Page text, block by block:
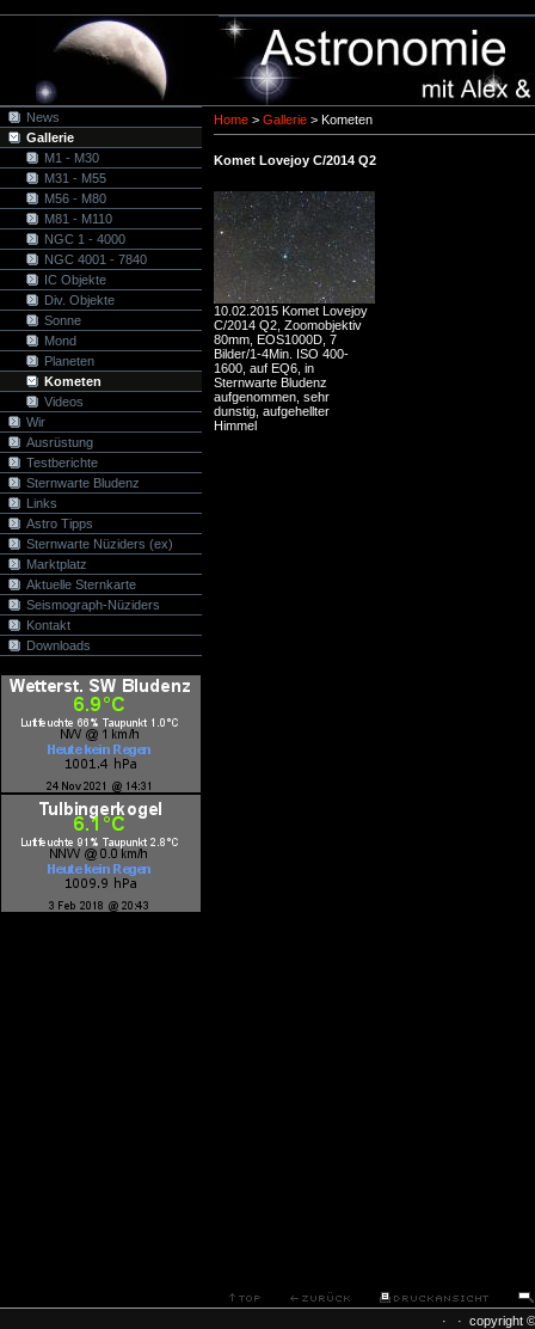
News
Gallerie
M1 - M30
M31 - M55
M56 - M80
M81 - M110
NGC 1 - 4000
NGC 4001 - 7840
IC Objekte
Div. Objekte
Sonne
Mond
Planeten
Kometen
Videos
Wir
Ausrüstung
Testberichte
Sternwarte Bludenz
Links
Astro Tipps
Sternwarte Nüziders (ex)
Marktplatz
Aktuelle Sternkarte
Seismograph-Nüziders
Kontakt
Downloads
Home > Gallerie > Kometen
Komet Lovejoy C/2014 Q2
10.02.2015 Komet Lovejoy
C/2014 Q2, Zoomobjektiv
80mm, EOS1000D, 7
Bilder/1-4Min. ISO 400-
1600, auf EQ6, in
Sternwarte Bludenz
aufgenommen, sehr
dunstig, aufgehellter
Himmel
· · copyright